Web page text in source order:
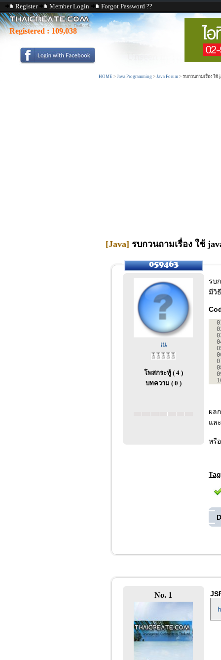
Register Member Login Forgot Password ??
Registered : 109,038
HOME > Java Programming > Java Forum > รบกวนถามเรื่อง ใช้
[Java] รบกวนถามเรื่อง ใช้
เน
โพสกระทู้ ( 4 )
บทความ ( 0 )
รบ
มีวิ
ผล
แล
หรื
Tag
No. 1